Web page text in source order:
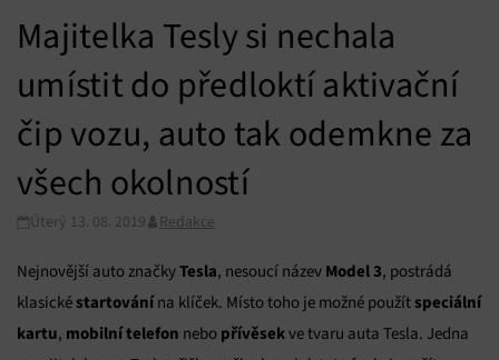
Majitelka Tesly si nechala
umístit do předloktí aktivační
čip vozu, auto tak odemkne za
všech okolností
Úterý 13. 08. 2019 Redakce
Nejnovější auto značkyTesla, nesoucí název Model 3, postrádá
klasické startovánína klíček. Místo toho je možné použít speciální
kartu, mobilní telefon nebo přívěsekve tvaru auta Tesla. Jedna